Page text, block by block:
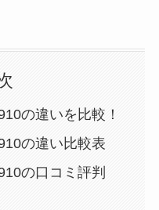
の違いを比較！
の違い比較表
の口コミ評判